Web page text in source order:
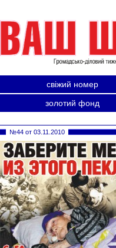
свіжий номер
золотий фонд
№44 от 03.11.2010